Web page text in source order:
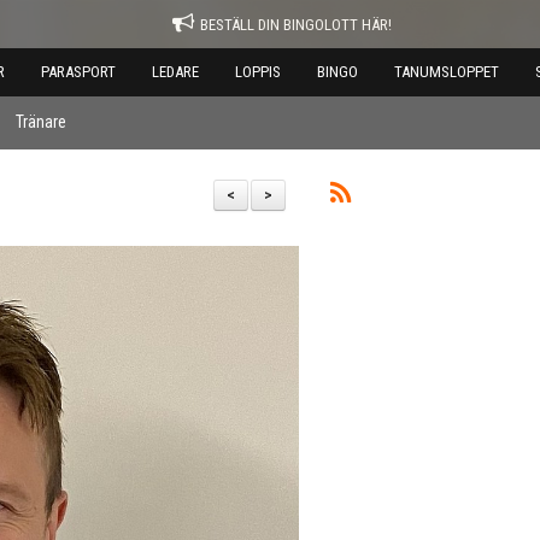
BESTÄLL DIN BINGOLOTT HÄR!
PARASPORT LEDARE LOPPIS BINGO TANUMSLOPPET
Tränare
>
<